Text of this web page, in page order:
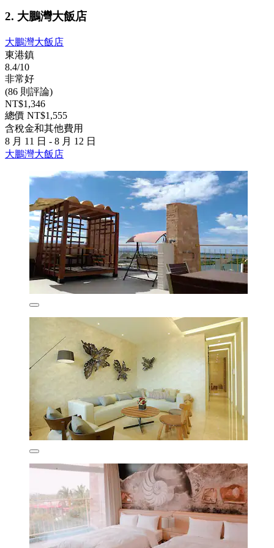
2. 大鵬灣大飯店
大鵬灣大飯店
東港鎮
8.4/10
非常好
(86 則評論)
NT$1,346
總價 NT$1,555
含稅金和其他費用
8 月 11 日 - 8 月 12 日
大鵬灣大飯店